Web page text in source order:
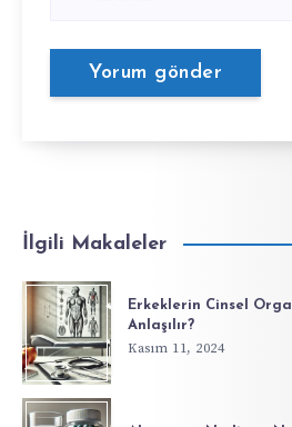
İlgili Makaleler
Erkeklerin Cinsel
Anlaşılır?
Kasım 11, 2024